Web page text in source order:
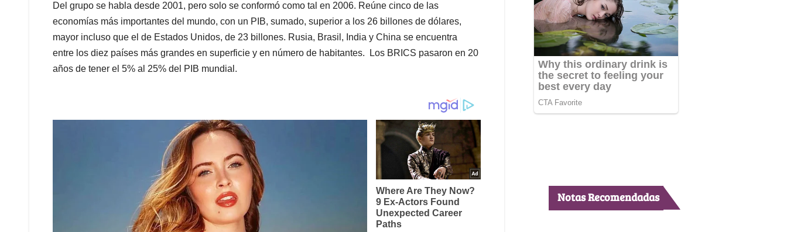
Del grupo se habla desde 2001, pero solo se conformó como tal en 2006. Reúne cinco de las
economías más importantes del mundo, con un PIB, sumado, superior a los 26 billones de dólares,
mayor incluso que el de Estados Unidos, de 23 billones. Rusia, Brasil, India y China se encuentra
entre los diez países más grandes en superficie y en número de habitantes. Los BRICS pasaron en 20
años de tener el 5% al 25% del PIB mundial.
Notas Recomendadas